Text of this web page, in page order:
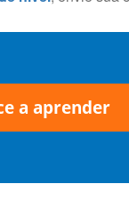
a aprender